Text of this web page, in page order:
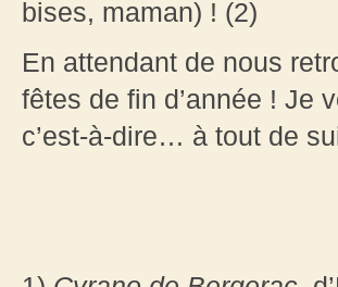
bises, maman) ! (2)
En attendant de nous
fêtes de fin d’année ! Je
c’est-à-dire… à tout de